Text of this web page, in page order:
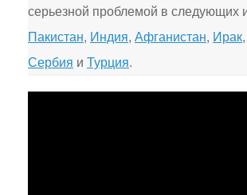
серьезной проблемой в следующих
Пакистан, Индия, Афганистан, Ирак,
Сербия и Турция.